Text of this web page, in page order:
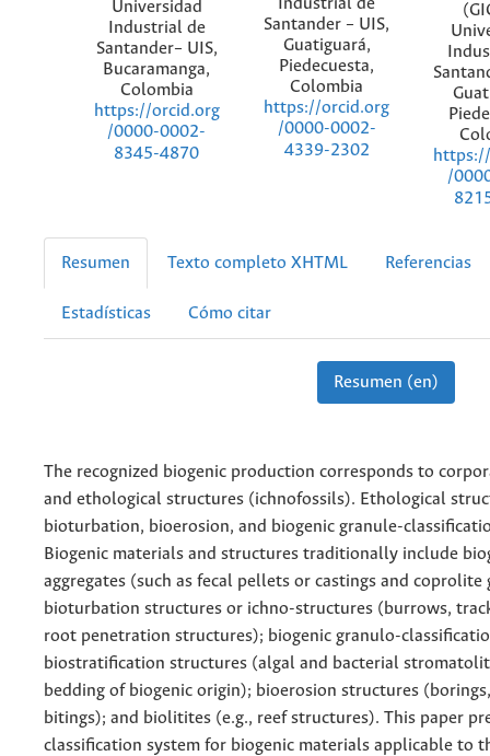
Universidad
Industrial de
Santander– UIS,
Bucaramanga,
Colombia
https://orcid.org
/0000-0002-
8345-4870
Industrial de
Santander – UIS,
Guatiguará,
Piedecuesta,
Colombia
https://orcid.org
/0000-0002-
4339-2302
/
Resumen Texto completo XHTML Referencias
Estadísticas Cómo citar
Resumen (en)
The recognized biogenic production corresponds to
and ethological structures (ichnofossils). Ethological
bioturbation, bioerosion, and biogenic granule-
Biogenic materials and structures traditionally include
aggregates (such as fecal pellets or castings and coprolite
bioturbation structures or ichno-structures (burrows,
root penetration structures); biogenic granulo-
biostratification structures (algal and bacterial
bedding of biogenic origin); bioerosion structures
bitings); and biolitites (e.g., reef structures). This paper
classification system for biogenic materials applicable to